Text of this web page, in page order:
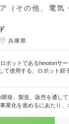
（その他、電気
兵庫県
ボットであるhinotoriサー
て使用する、ロボット鉗
発、製造、販売を通し
業化を進めるにあたり、